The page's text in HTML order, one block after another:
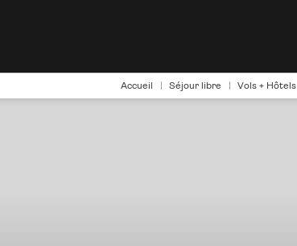
Accueil Séjour libre Vols + Hôtels